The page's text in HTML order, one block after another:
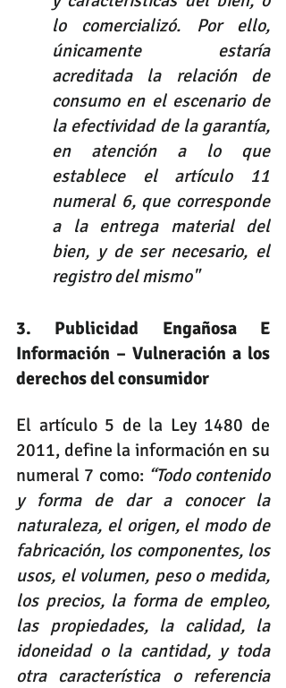
lo comercializó. Por ello,
únicamente estaría
acreditada la relación de
consumo en el escenario de
la efectividad de la garantía,
en atención a lo que
establece el artículo 11
numeral 6, que corresponde
a la entrega material del
bien, y de ser necesario, el
registro del mismo"
3. Publicidad Engañosa E
Información – Vulneración a los
derechos del consumidor
El artículo 5 de la Ley 1480 de
2011, define la información en su
numeral 7 como: “Todo contenido
y forma de dar a conocer la
naturaleza, el origen, el modo de
fabricación, los componentes, los
usos, el volumen, peso o medida,
los precios, la forma de empleo,
las propiedades, la calidad, la
idoneidad o la cantidad, y toda
otra característica o referencia